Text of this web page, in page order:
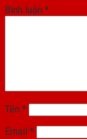
Bình luận *
Tên *
Email *